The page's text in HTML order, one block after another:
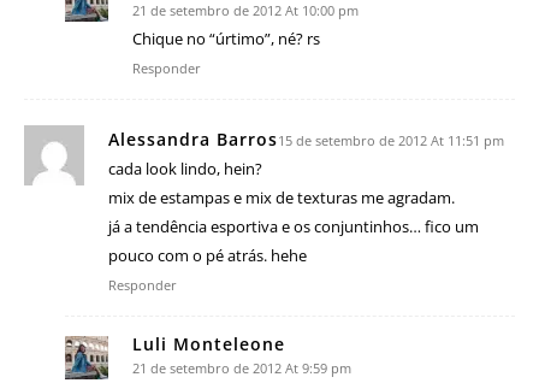
21 de setembro de 2012 At 10:00 pm
Chique no “úrtimo”, né? rs
Responder
Alessandra Barros15 de setembro de 2012 At 11:51 pm
cada look lindo, hein?
mix de estampas e mix de texturas me agradam.
já a tendência esportiva e os conjuntinhos… fico um
pouco com o pé atrás. hehe
Responder
Luli Monteleone
21 de setembro de 2012 At 9:59 pm